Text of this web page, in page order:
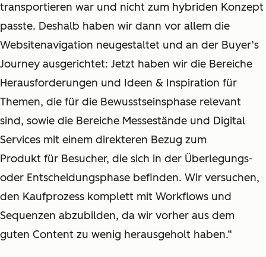
transportieren war und nicht zum hybriden Konzept
passte. Deshalb haben wir dann vor allem die
Websitenavigation neugestaltet und an der Buyer’s
Journey ausgerichtet: Jetzt haben wir die Bereiche
Herausforderungen und Ideen & Inspiration für
Themen, die für die Bewusstseinsphase relevant
sind, sowie die Bereiche Messestände und Digital
Services mit einem direkteren Bezug zum
Produkt für Besucher, die sich in der Überlegungs-
oder Entscheidungsphase befinden. Wir versuchen,
den Kaufprozess komplett mit Workflows und
Sequenzen abzubilden, da wir vorher aus dem
guten Content zu wenig herausgeholt haben.“